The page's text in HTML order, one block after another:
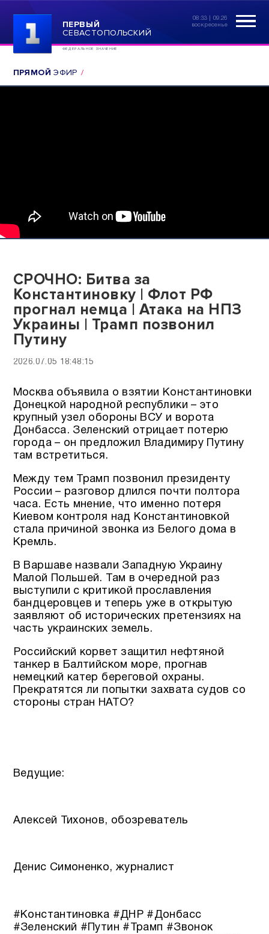
ПЕРВЫЙ
СЕВАСТОПОЛЬСКИЙ
ФЕДЕРАЛЬНОЕ ЗНАЧЕНИЕ
08:33 | 09.26
воскресенье
ПРЯМОЙ ЭФИР
СРОЧНО: Битва за
Константиновку | Флот РФ
прогнал немца | Атака на НПЗ
Украины | Трамп позвонил
Путину
2026.07.05 18:48:15
Москва объявила о взятии Константиновки
Донецкой народной республики – это
крупный узел обороны ВСУ и ворота
Донбасса. Зеленский отрицает потерю
города – он предложил Владимиру Путину
там встретиться.
Между тем Трамп позвонил президенту
России – разговор длился почти полтора
часа. Есть мнение, что именно потеря
Киевом контроля над Константиновкой
стала причиной звонка из Белого дома в
Кремль.
В Варшаве назвали Западную Украину
Малой Польшей. Там в очередной раз
выступили с критикой прославления
бандцеровцев и теперь уже в открытую
заявляют об исторических претензиях на
часть украинских земель.
Российский корвет защитил нефтяной
танкер в Балтийском море, прогнав
немецкий катер береговой охраны.
Прекратятся ли попытки захвата судов со
стороны стран НАТО?
Ведущие:
Алексей Тихонов, обозреватель
Денис Симоненко, журналист
#Константиновка #ДНР #Донбасс
#Зеленский #Путин #Трамп #Звонок